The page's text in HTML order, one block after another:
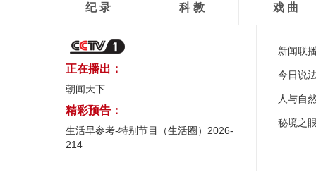
纪 录
科 教
戏 曲
正在播出：
朝闻天下
精彩预告：
生活早参考-特别节目（生活圈）2026-
214
新闻联
今日说
人与自
秘境之